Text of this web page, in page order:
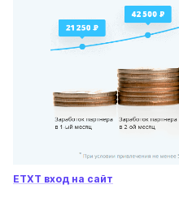
ETXT вход на сайт